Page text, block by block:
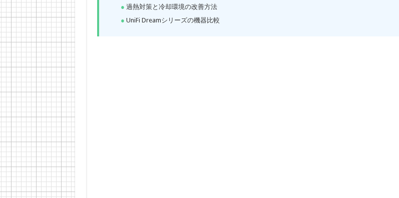
過熱対策と冷却環境の改善方法
UniFi Dreamシリーズの機器比較